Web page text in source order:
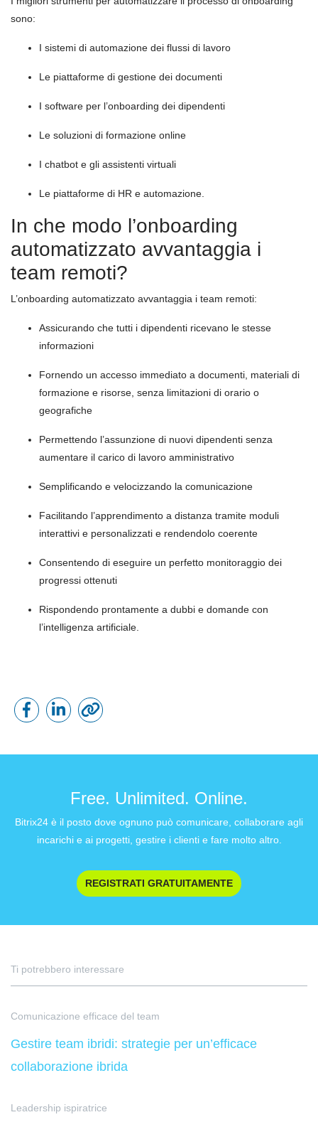
sono:
I sistemi di automazione dei flussi di lavoro
Le piattaforme di gestione dei documenti
I software per l’onboarding dei dipendenti
Le soluzioni di formazione online
I chatbot e gli assistenti virtuali
Le piattaforme di HR e automazione.
In che modo l’onboarding
automatizzato avvantaggia i
team remoti?
L’onboarding automatizzato avvantaggia i team remoti:
Assicurando che tutti i dipendenti ricevano le stesse
informazioni
Fornendo un accesso immediato a documenti, materiali di
formazione e risorse, senza limitazioni di orario o
geografiche
Permettendo l’assunzione di nuovi dipendenti senza
aumentare il carico di lavoro amministrativo
Semplificando e velocizzando la comunicazione
Facilitando l’apprendimento a distanza tramite moduli
interattivi e personalizzati e rendendolo coerente
Consentendo di eseguire un perfetto monitoraggio dei
progressi ottenuti
Rispondendo prontamente a dubbi e domande con
l’intelligenza artificiale.
Free. Unlimited. Online.
Bitrix24 è il posto dove ognuno può comunicare, collaborare agli
incarichi e ai progetti, gestire i clienti e fare molto altro.
REGISTRATI GRATUITAMENTE
Ti potrebbero interessare
Comunicazione efficace del team
Gestire team ibridi: strategie per un’efficace
collaborazione ibrida
Leadership ispiratrice